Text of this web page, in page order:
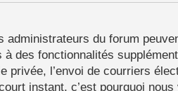
administrateurs du forum
des fonctionnalités
privée, l’envoi de courriers
instant, c’est pourquoi